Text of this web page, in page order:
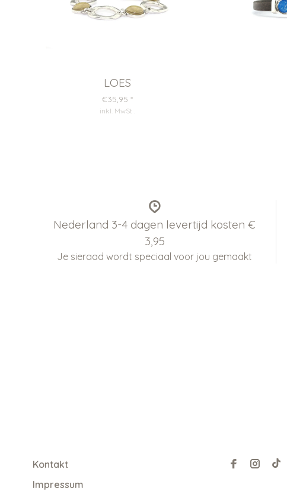
LOES
€35,95 *
inkl. MwSt
Nederland 3-4 dagen levertijd kosten €
3,95
Je sieraad wordt speciaal voor jou gemaakt
Kontakt
Impressum